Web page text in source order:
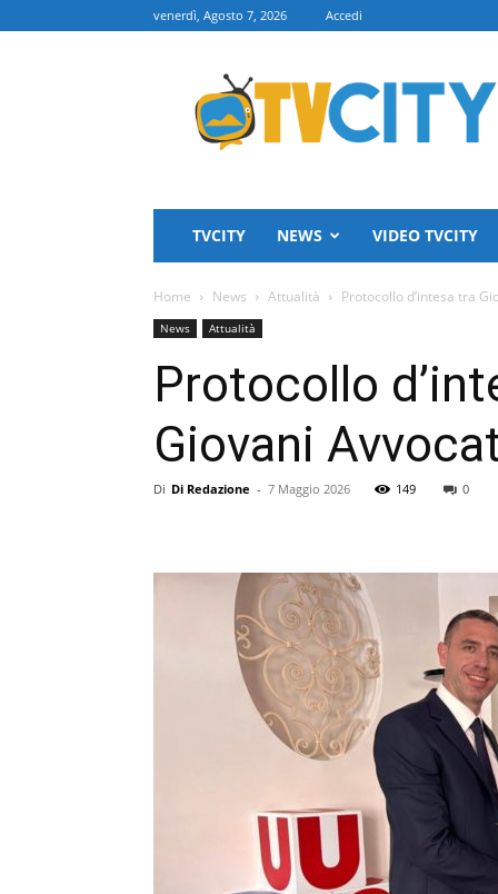
venerdì, Agosto 7, 2026 Accedi
TVCITY
TVCITY NEWS VIDEO TVCITY
Home News Attualità Protocollo d’intesa tra
News Attualità
Protocollo
Giovani
Di Di Redazione - 7 Maggio 2026 149 0